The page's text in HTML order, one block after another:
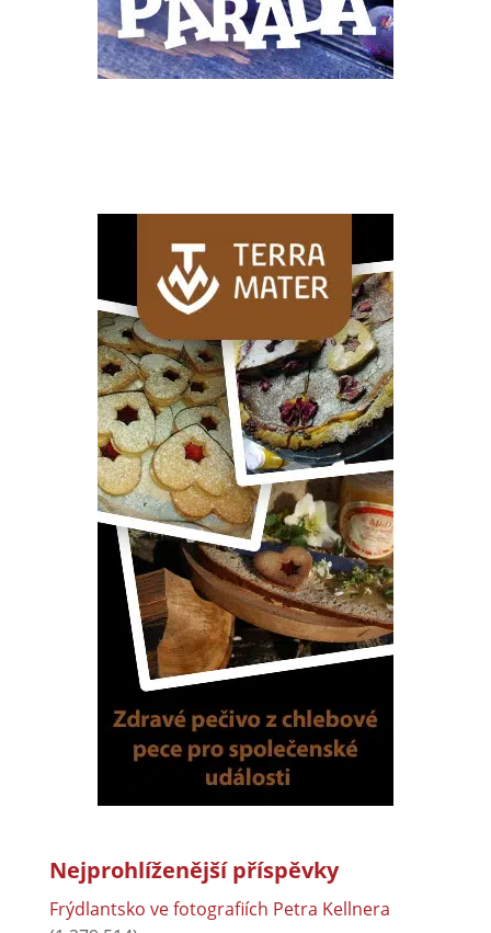
Nejprohlíženější příspěvky
Frýdlantsko ve fotografiích Petra Kellnera